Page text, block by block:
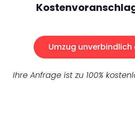
Umzug
Ihre Anfrage ist zu 100%